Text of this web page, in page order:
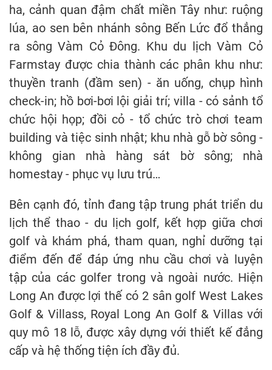
ha, cảnh quan đậm chất miền Tây như: ruộng
lúa, ao sen bên nhánh sông Bến Lức đổ thẳng
ra sông Vàm Cỏ Đông. Khu du lịch Vàm Cỏ
Farmstay được chia thành các phân khu như:
thuyền tranh (đầm sen) - ăn uống, chụp hình
check-in; hồ bơi-bơi lội giải trí; villa - có sảnh tổ
chức hội họp; đồi cỏ - tổ chức trò chơi team
building và tiệc sinh nhật; khu nhà gỗ bờ sông -
không gian nhà hàng sát bờ sông; nhà
homestay - phục vụ lưu trú…
Bên cạnh đó, tỉnh đang tập trung phát triển du
lịch thể thao - du lịch golf, kết hợp giữa chơi
golf và khám phá, tham quan, nghỉ dưỡng tại
điểm đến để đáp ứng nhu cầu chơi và luyện
tập của các golfer trong và ngoài nước. Hiện
Long An được lợi thế có 2 sân golf West Lakes
Golf & Villass, Royal Long An Golf & Villas với
quy mô 18 lỗ, được xây dựng với thiết kế đẳng
cấp và hệ thống tiện ích đầy đủ.